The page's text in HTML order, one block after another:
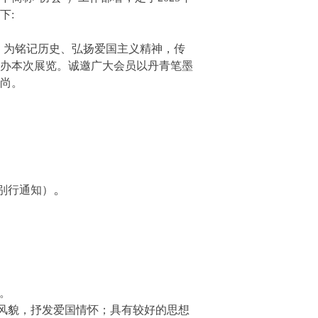
:
铭记历史、弘扬爱国主义精神，传
本次展览。诚邀广大会员以丹青笔墨
。
通知） 。
，抒发爱国情怀；具有较好的思想